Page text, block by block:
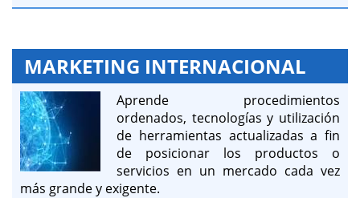
MARKETING INTERNACIONAL
Aprende procedimientos
ordenados, tecnologías y utilización
de herramientas actualizadas a fin
de posicionar los productos o
servicios en un mercado cada vez
más grande y exigente.